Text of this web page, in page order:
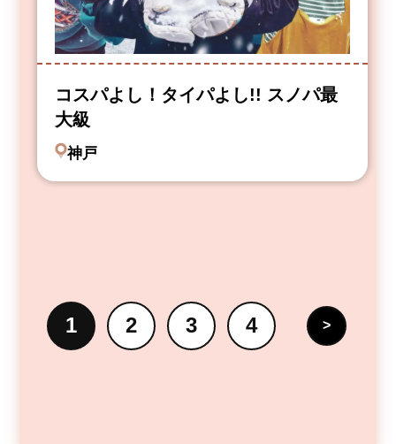
コスパよし！タイパよし!! スノパ最
大級
神戸
1 2 3 4 >